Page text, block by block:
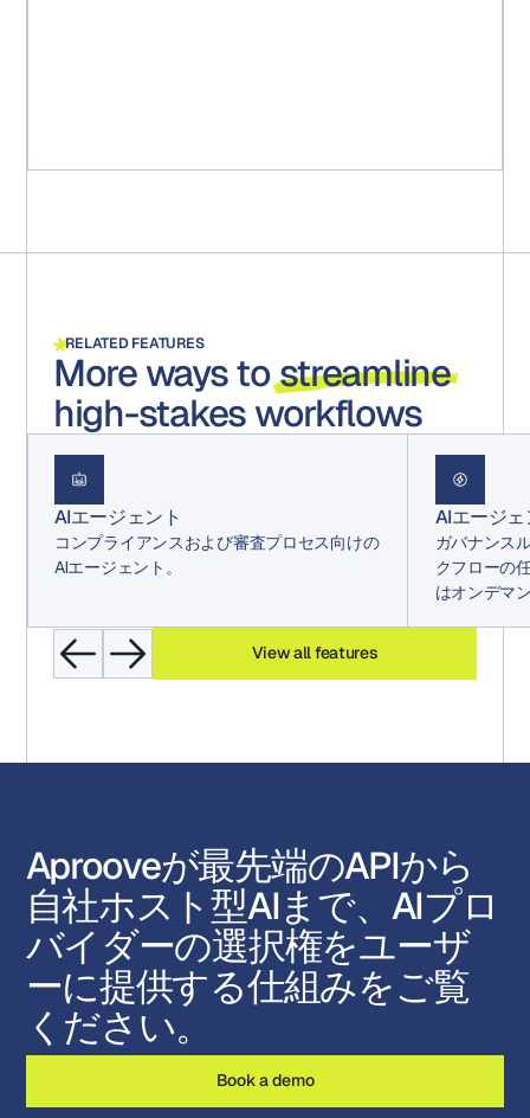
RELATED FEATURES
More ways tostreamline
high-stakes workflows
AIエージェント
コンプライアンスおよび審査プロセス向けの
AIエージェント。
AIエージ
ガバナンス
クフローの
はオンデマ
View all features
Aprooveが最先端のAPIから
自社ホスト型AIまで、AIプロ
バイダーの選択権をユーザ
ーに提供する仕組みをご覧
ください。
Book a demo